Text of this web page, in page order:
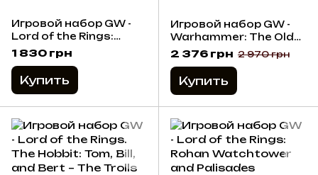
Игровой набор GW -
Lord of the Rings:
Rohan Commanders
1 830 грн
Купить
Игровой набор GW -
Warhammer: The Old
World: Empire of Man -
Imperial Ogres with
Great Weapons
(metal)
2 376 грн 2 970 грн
Купить